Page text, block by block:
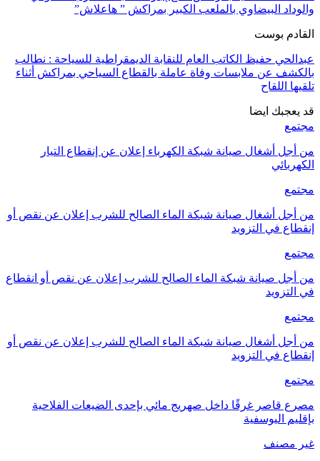
والوداد البيضاوي بالملعب الكبير بمراكش ” هاعلاش”
القادم بوست
عبدالحي حفيظ الكاتب العام للنقابة الديمقراطية للسياحة : نطالب
بالكشف عن ملابسات وفاة عاملة بالقطاع السياحي بمراكش أثناء
تلقيها اللقاح
قد يعجبك ايضا
مجتمع
من أجل أشغال صيانة شبكة الكهرباء إعلان عن إنقطاع التيار
الكهربائي
مجتمع
من أجل أشغال صيانة شبكة الماء الصالح للشرب إعلان عن نقص أو
إنقطاع في التزويد
مجتمع
من أجل صيانة شبكة الماء الصالح للشرب إعلان عن نقص أو انقطاع
في التزويد
مجتمع
من أجل أشغال صيانة شبكة الماء الصالح للشرب إعلان عن نقص أو
إنقطاع في التزويد
مجتمع
مصرع قاصر غرقًا داخل صهريج مائي بإحدى الضيعات الفلاحية
بإقليم اليوسفية
غير مصنف